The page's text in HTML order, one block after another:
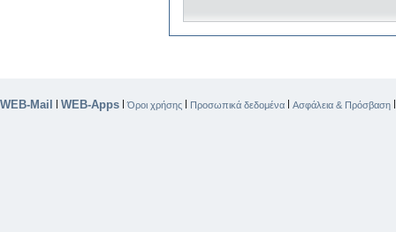
WEB-Mail | WEB-Apps |Όροι χρήσης | Προσωπικά δεδομένα | Ασφάλεια & Πρόσβαση